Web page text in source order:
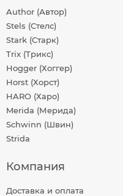
Author (Автор)
Stels (Стелс)
Stark (Старк)
Trix (Трикс)
Hogger (Хоггер)
Horst (Хорст)
HARO (Харо)
Merida (Мерида)
Schwinn (Швин)
Strida
Компания
Доставка и оплата